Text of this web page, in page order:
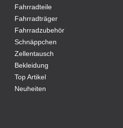
Fahrradteile
Fahrradträger
Fahrradzubehör
Schnäppchen
Zellentausch
Bekleidung
Top Artikel
Neuheiten